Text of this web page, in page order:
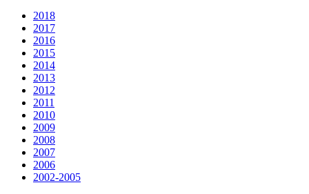
2018
2017
2016
2015
2014
2013
2012
2011
2010
2009
2008
2007
2006
2002-2005